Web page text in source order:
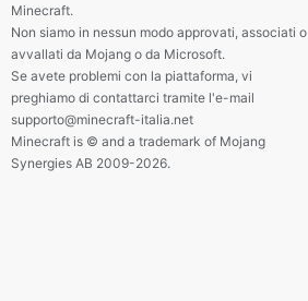
Minecraft.
Non siamo in nessun modo approvati, associati o
avvallati da Mojang o da Microsoft.
Se avete problemi con la piattaforma, vi
preghiamo di contattarci tramite l'e-mail
supporto@minecraft-italia.net
Minecraft is © and a trademark of Mojang
Synergies AB 2009-2026.